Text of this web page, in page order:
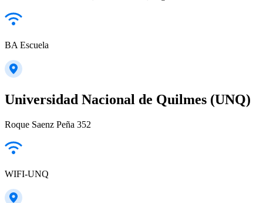
BA Escuela
Universidad Nacional de Quilmes (UNQ)
Roque Saenz Peña 352
WIFI-UNQ